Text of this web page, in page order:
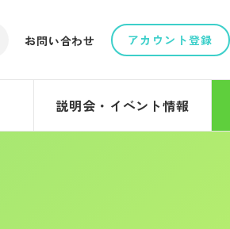
お問い合わせ アカウント登録
説明会・イベント情報